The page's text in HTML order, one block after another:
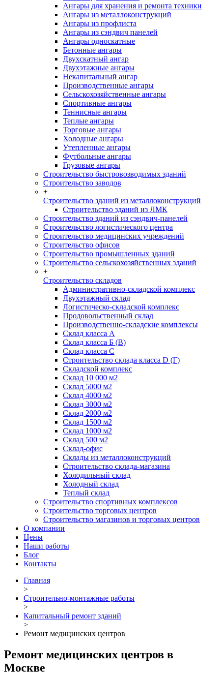
Ангары для хранения и ремонта техники
Ангары из металлоконструкций
Ангары из профлиста
Ангары из сэндвич панелей
Ангары односкатные
Бетонные ангары
Двухскатный ангар
Двухэтажные ангары
Некапитальный ангар
Производственные ангары
Сельскохозяйственные ангары
Спортивные ангары
Теннисные ангары
Теплые ангары
Торговые ангары
Холодные ангары
Утепленные ангары
Футбольные ангары
Грузовые ангары
Строительство быстровозводимых зданий
Строительство заводов
+
Строительство зданий из металлоконструкций
Строительство зданий из ЛМК
Строительство зданий из сэндвич-панелей
Строительство логистического центра
Строительство медицинских учреждений
Строительство офисов
Строительство промышленных зданий
Строительство сельскохозяйственных зданий
+
Строительство складов
Административно-складской комплекс
Двухэтажный склад
Логистическо-складской комплекс
Продовольственный склад
Производственно-складские комплексы
Склад класса А
Склад класса Б (B)
Склад класса С
Строительство склада класса D (Г)
Складской комплекс
Склад 10 000 м2
Склад 5000 м2
Склад 4000 м2
Склад 3000 м2
Склад 2000 м2
Склад 1500 м2
Склад 1000 м2
Склад 500 м2
Склад-офис
Склады из металлоконструкций
Строительство склада-магазина
Холодильный склад
Холодный склад
Теплый склад
Строительство спортивных комплексов
Строительство торговых центров
Строительство магазинов и торговых центров
О компании
Цены
Наши работы
Блог
Контакты
Главная
>
Строительно-монтажные работы
>
Капитальный ремонт зданий
>
Ремонт медицинских центров
Ремонт медицинских центров в
Москве